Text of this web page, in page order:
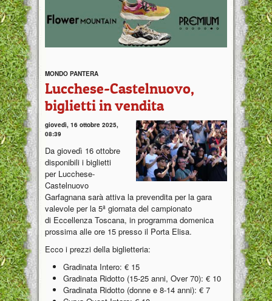
MONDO PANTERA
Lucchese-Castelnuovo,
biglietti in vendita
giovedì, 16 ottobre 2025,
08:39
Da giovedì 16 ottobre
disponibili i biglietti
per Lucchese-
Castelnuovo
Garfagnana sarà attiva la prevendita per la gara
valevole per la 5ª giornata del campionato
di Eccellenza Toscana, in programma domenica
prossima alle ore 15 presso il Porta Elisa.
Ecco i prezzi della biglietteria:
Gradinata Intero: € 15
Gradinata Ridotto (15-25 anni, Over 70): € 10
Gradinata Ridotto (donne e 8-14 anni): € 7